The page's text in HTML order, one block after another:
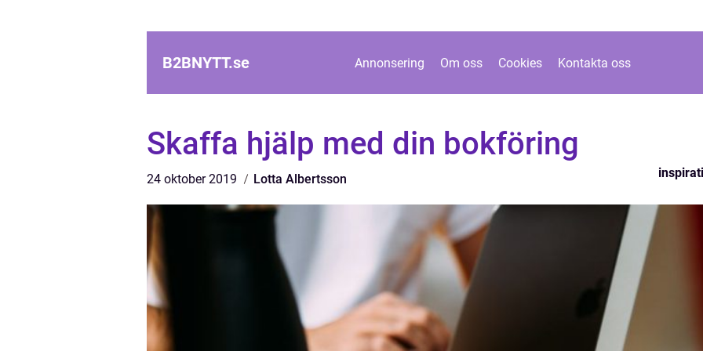
B2BNYTT.se Annonsering Om oss Cookies Kontakta oss
Skaffa hjälp med din bokföring
24 oktober 2019 Lotta Albertsson